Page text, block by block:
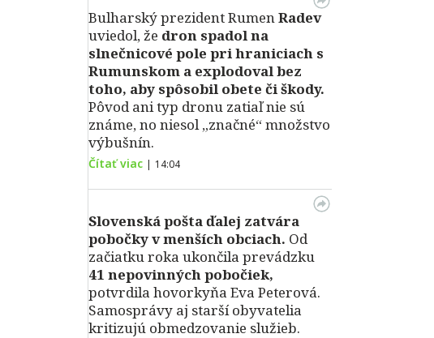
Bulharský prezident RumenRadev
uviedol, že dron spadol na
slnečnicové pole pri hraniciach s
Rumunskom a explodoval bez
toho, aby spôsobil obete či škody.
Pôvod ani typ dronu zatiaľ nie sú
známe, no niesol „značné“ množstvo
výbušnín.
Čítať viac | 14:04
Slovenská pošta ďalej zatvára
pobočky v menších obciach. Od
začiatku roka ukončila prevádzku
41 nepovinných pobočiek,
potvrdila hovorkyňa Eva Peterová.
Samosprávy aj starší obyvatelia
kritizujú obmedzovanie služieb.